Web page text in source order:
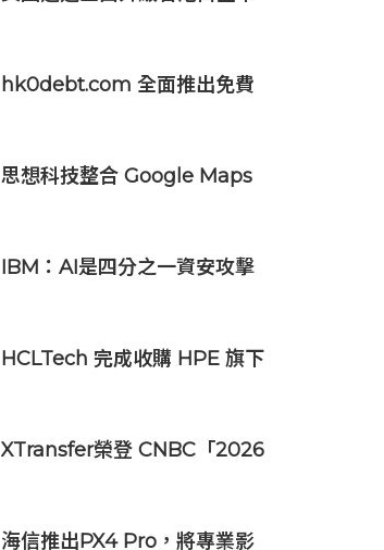
hk0debt.com 全面推出免費
思想科技整合 Google Maps
單、削減 25% 車隊營運成本
IBM：AI是四分之一資安攻擊
HCLTech 完成收購 HPE 旗下
XTransfer榮登 CNBC「2026
海信推出PX4 Pro，將專業影